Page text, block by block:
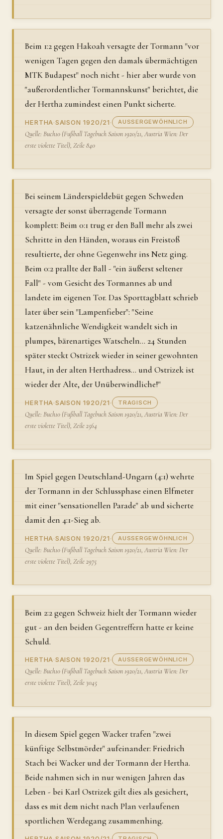
Beim 1:2 gegen Hakoah versagte der Tormann "vor
wenigen Tagen gegen den damals übermächtigen
MTK Budapest" noch nicht - hier aber wurde von
"außerordentlicher Tormannskunst" berichtet, die
der Hertha zumindest einen Punkt sicherte.
HERTHA·SAISON 1920/21· AUSSERGEWÖHNLICH
Quelle: Buch10 (Fußball Tagebuch Saison 1920/21, Austria Wien: Der
erste violette Titel), Zeile 840
Bei seinem Länderspieldebüt gegen Schweden
versagte der sonst überragende Tormann
komplett: Beim 0:1 trug er den Ball mehr als zwei
Schritte in den Händen, woraus ein Freistoß
resultierte, der ohne Gegenwehr ins Netz ging.
Beim 0:2 prallte der Ball - "ein äußerst seltener
Fall" - vom Gesicht des Tormannes ab und
landete im eigenen Tor. Das Sporttagblatt schrieb
later über sein "Lampenfieber": "Seine
katzenähnliche Wendigkeit wandelt sich in
plumpes, bärenartiges Watscheln... 24 Stunden
später steckt Ostrizek wieder in seiner gewohnten
Haut, in der alten Herthadress... und Ostrizek ist
wieder der Alte, der Unüberwindliche!"
HERTHA·SAISON 1920/21· TRAGISCH
Quelle: Buch10 (Fußball Tagebuch Saison 1920/21, Austria Wien: Der
erste violette Titel), Zeile 2564
Im Spiel gegen Deutschland-Ungarn (4:1) wehrte
der Tormann in der Schlussphase einen Elfmeter
mit einer "sensationellen Parade" ab und sicherte
damit den 4:1-Sieg ab.
HERTHA·SAISON 1920/21· AUSSERGEWÖHNLICH
Quelle: Buch10 (Fußball Tagebuch Saison 1920/21, Austria Wien: Der
erste violette Titel), Zeile 2975
Beim 2:2 gegen Schweiz hielt der Tormann wieder
gut - an den beiden Gegentreffern hatte er keine
Schuld.
HERTHA·SAISON 1920/21· AUSSERGEWÖHNLICH
Quelle: Buch10 (Fußball Tagebuch Saison 1920/21, Austria Wien: Der
erste violette Titel), Zeile 3045
In diesem Spiel gegen Wacker trafen "zwei
künftige Selbstmörder" aufeinander: Friedrich
Stach bei Wacker und der Tormann der Hertha.
Beide nahmen sich in nur wenigen Jahren das
Leben - bei Karl Ostrizek gilt dies als gesichert,
dass es mit dem nicht nach Plan verlaufenen
sportlichen Werdegang zusammenhing.